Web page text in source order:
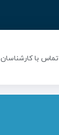
تماس با کارشناسان